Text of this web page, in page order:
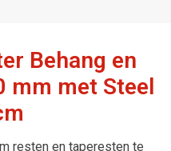
Behang en
mm met Steel
resten en taperesten te